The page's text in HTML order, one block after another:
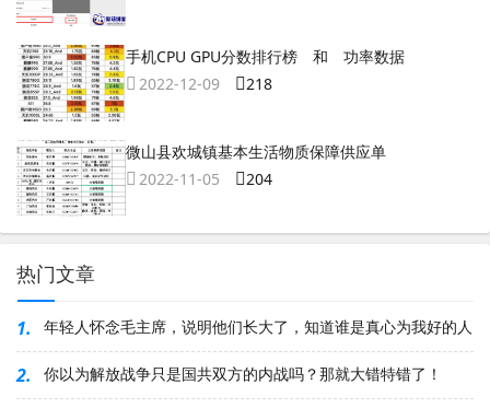
手机CPU GPU分数排行榜 和 功率数据
2022-12-09
218
微山县欢城镇基本生活物质保障供应单
2022-11-05
204
热门文章
1. 年轻人怀念毛主席，说明他们长大了，知道谁是真心为我好的人
2. 你以为解放战争只是国共双方的内战吗？那就大错特错了！